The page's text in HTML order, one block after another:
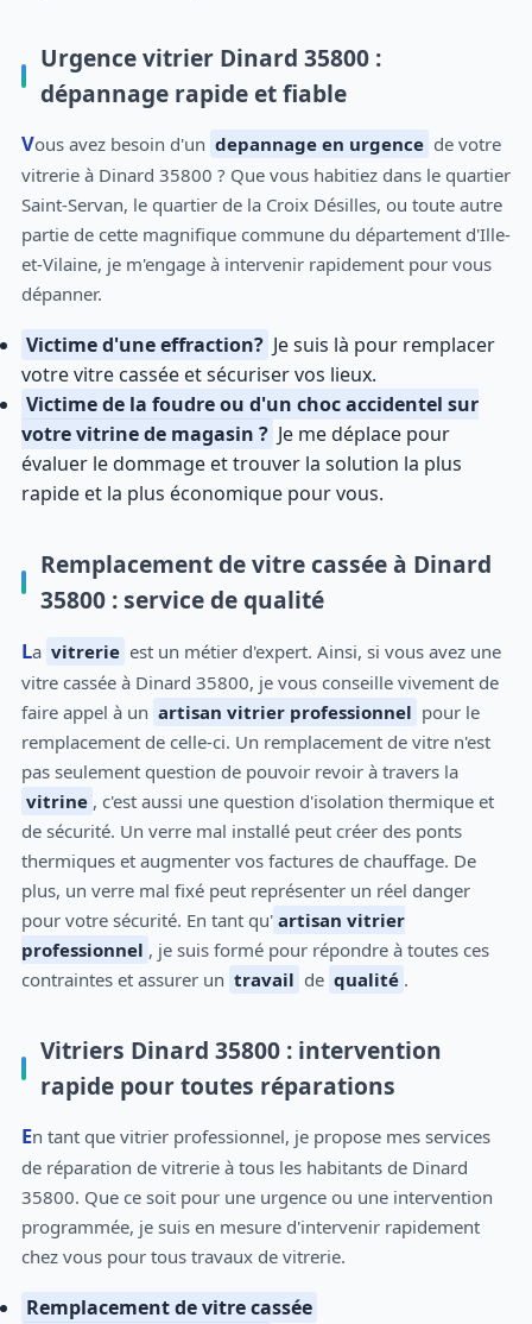
Urgence vitrier Dinard 35800 :
dépannage rapide et fiable
Vous avez besoin d'un depannage en urgence de votre
vitrerie à Dinard 35800 ? Que vous habitiez dans le quartier
Saint-Servan, le quartier de la Croix Désilles, ou toute autre
partie de cette magnifique commune du département d'Ille-
et-Vilaine, je m'engage à intervenir rapidement pour vous
dépanner.
Victime d'une effraction? Je suis là pour remplacer
votre vitre cassée et sécuriser vos lieux.
Victime de la foudre ou d'un choc accidentel sur
votre vitrine de magasin ? Je me déplace pour
évaluer le dommage et trouver la solution la plus
rapide et la plus économique pour vous.
Remplacement de vitre cassée à Dinard
35800 : service de qualité
La vitrerie est un métier d'expert. Ainsi, si vous avez une
vitre cassée à Dinard 35800, je vous conseille vivement de
faire appel à un artisan vitrier professionnel pour le
remplacement de celle-ci. Un remplacement de vitre n'est
pas seulement question de pouvoir revoir à travers la
vitrine , c'est aussi une question d'isolation thermique et
de sécurité. Un verre mal installé peut créer des ponts
thermiques et augmenter vos factures de chauffage. De
plus, un verre mal fixé peut représenter un réel danger
pour votre sécurité. En tant qu' artisan vitrier
professionnel , je suis formé pour répondre à toutes ces
contraintes et assurer un travail de qualité .
Vitriers Dinard 35800 : intervention
rapide pour toutes réparations
En tant que vitrier professionnel, je propose mes services
de réparation de vitrerie à tous les habitants de Dinard
35800. Que ce soit pour une urgence ou une intervention
programmée, je suis en mesure d'intervenir rapidement
chez vous pour tous travaux de vitrerie.
Remplacement de vitre cassée